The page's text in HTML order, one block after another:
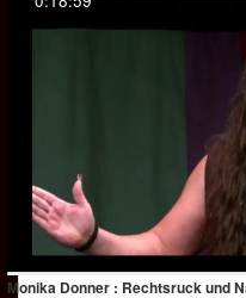
Monika Donner : Rechtsruck und